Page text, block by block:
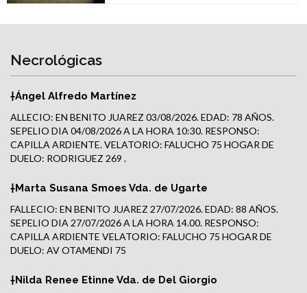
Necrológicas
†Ángel Alfredo Martínez
ALLECIO: EN BENITO JUAREZ 03/08/2026. EDAD: 78 AÑOS.
SEPELIO DIA 04/08/2026 A LA HORA 10:30. RESPONSO:
CAPILLA ARDIENTE. VELATORIO: FALUCHO 75 HOGAR DE
DUELO: RODRIGUEZ 269 .
†Marta Susana Smoes Vda. de Ugarte
FALLECIO: EN BENITO JUAREZ 27/07/2026. EDAD: 88 AÑOS.
SEPELIO DIA 27/07/2026 A LA HORA 14.00. RESPONSO:
CAPILLA ARDIENTE VELATORIO: FALUCHO 75 HOGAR DE
DUELO: AV OTAMENDI 75
†Nilda Renee Etinne Vda. de Del Giorgio